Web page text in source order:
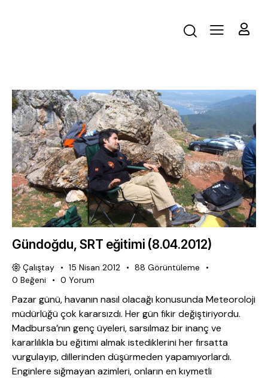
Gündoğdu, SRT eğitimi (8.04.2012)
Çalıştay 15 Nisan 2012 88 Görüntüleme
0 Beğeni 0 Yorum
Pazar günü, havanın nasıl olacağı konusunda Meteoroloji
müdürlüğü çok kararsızdı. Her gün fikir değiştiriyordu.
Madbursa’nın genç üyeleri, sarsılmaz bir inanç ve
kararlılıkla bu eğitimi almak istediklerini her fırsatta
vurgulayıp, dillerinden düşürmeden yapamıyorlardı.
Enginlere sığmayan azimleri, onların en kıymetli